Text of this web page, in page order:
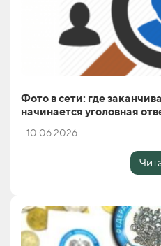
Фото в сети: где
начинается уголовная
10.06.2026